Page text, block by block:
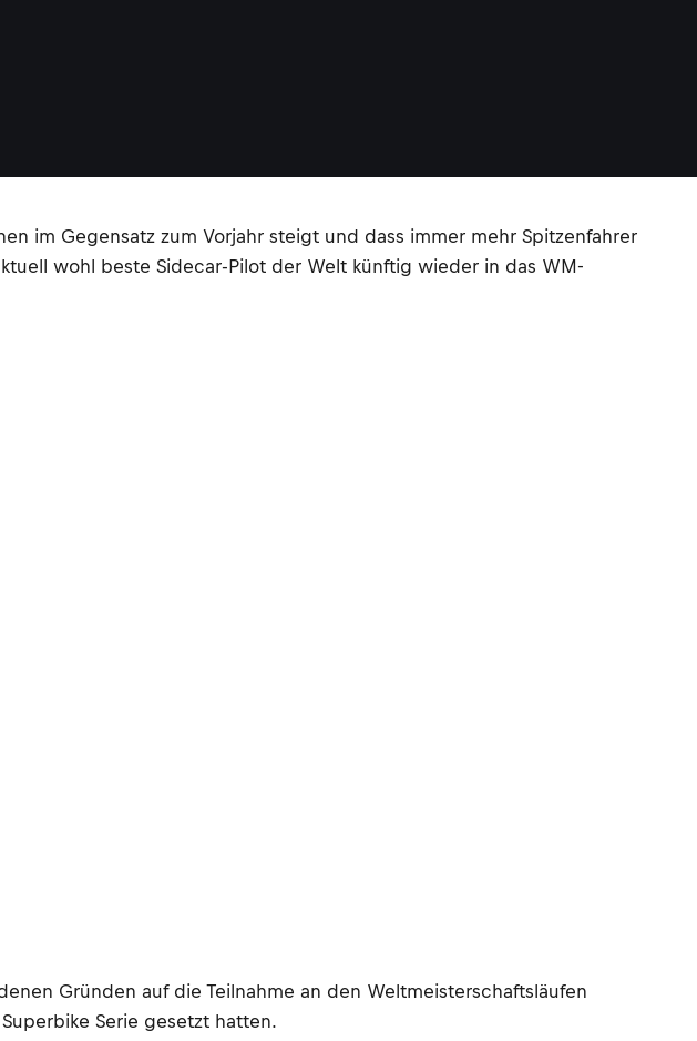
im Gegensatz zum Vorjahr steigt und dass immer mehr Spitzenfahrer
wohl beste Sidecar-Pilot der Welt künftig wieder in das WM-
Gründen auf die Teilnahme an den Weltmeisterschaftsläufen
Serie gesetzt hatten.